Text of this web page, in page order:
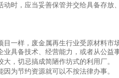
时，应当妥善保管并交给具备存放
一样，废金属再生行业受原材料市
具备技术、经营能力，或者从公益
，切忌搞成简陋作坊式的利用厂。
为节约资源就可以不按法律办事。